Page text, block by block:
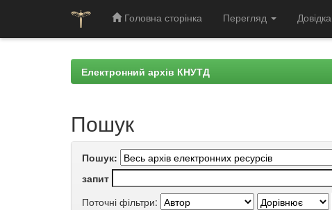
Головна сторінка Перегляд Довідка
Електронний архів КНУТД
Пошук
Пошук:
запит
Поточні фільтри: